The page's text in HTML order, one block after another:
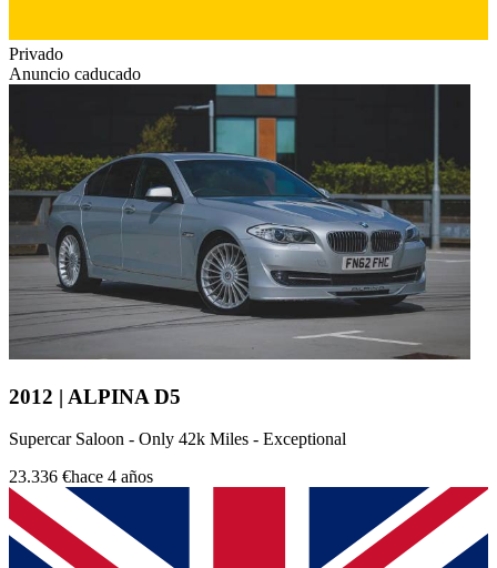
Privado
Anuncio caducado
2012 | ALPINA D5
Supercar Saloon - Only 42k Miles - Exceptional
23.336 €hace 4 años